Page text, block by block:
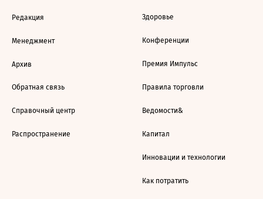
Редакция
Менеджмент
Архив
Обратная связь
Справочный центр
Распространение
Здоровье
Конференции
Премия Импульс
Правила торговли
Ведомости&
Капитал
Инновации и технологии
Как потратить